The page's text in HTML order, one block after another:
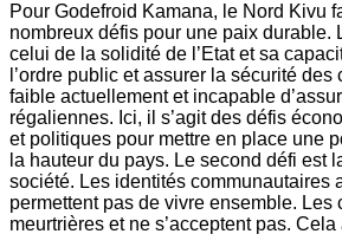
Pour Godefroid Kamana, le Nord Kivu
nombreux défis pour une paix durable.
celui de la solidité de l’Etat et sa
l’ordre public et assurer la sécurité des
faible actuellement et incapable
régaliennes. Ici, il s’agit des défis
et politiques pour mettre en place une
la hauteur du pays. Le second défi est
société. Les identités communautaires
permettent pas de vivre ensemble. Les
meurtrières et ne s’acceptent pas.